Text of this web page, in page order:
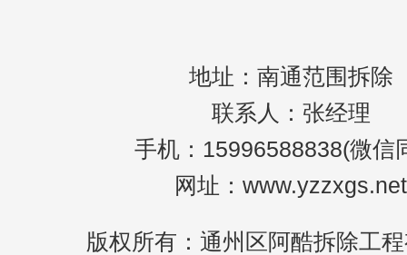
地址：南通范围拆除
联系人：张经理
手机：15996588838(微信
网址：www.yzzxgs.net
版权所有：通州区阿酷拆除工